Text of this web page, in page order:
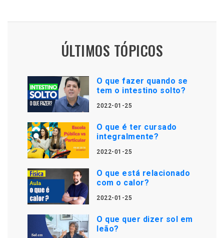
ÚLTIMOS TÓPICOS
O que fazer quando se
tem o intestino solto?
2022-01-25
O que é ter cursado
integralmente?
2022-01-25
O que está relacionado
com o calor?
2022-01-25
O que quer dizer sol em
leão?